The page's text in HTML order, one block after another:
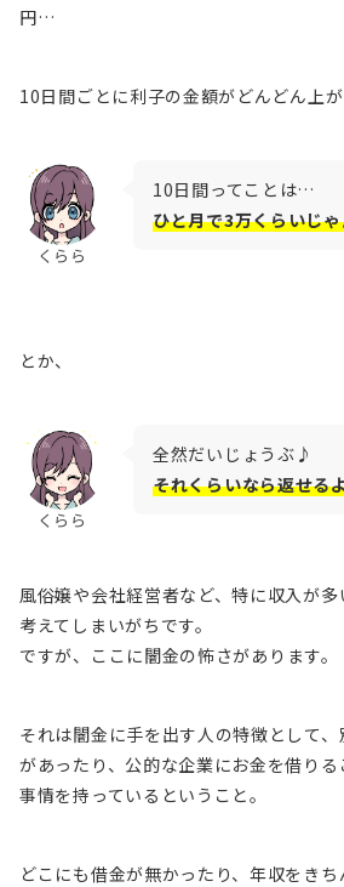
円…
10日間ごとに利子の金額がどんどん上
くらら
10日間ってことは…
ひと月で3万くらいじ
とか、
くらら
全然だいじょうぶ♪
それくらいなら返せる
風俗嬢や会社経営者など、特に収入が
考えてしまいがちです。
ですが、
ここに闇金の怖さがあります。
それは闇金に手を出す人の特徴として、
があったり、公的な企業にお金を借り
事情を持っているということ。
どこにも借金が無かったり、年収をき